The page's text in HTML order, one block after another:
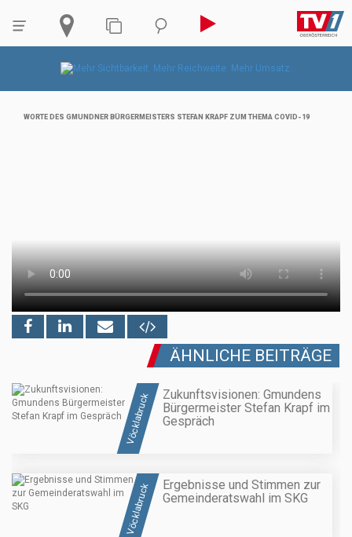
WORTE DES GMUNDNER BÜRGERMEISTERS STEFAN KRAPF ZUM THEMA COVID-19
ÄHNLICHE BEITRÄGE
Vöcklabruck
Zukunftsvisionen: Gmundens
Bürgermeister Stefan Krapf im
Gespräch
Vöcklabruck
Ergebnisse und Stimmen zur
Gemeinderatswahl im SKG